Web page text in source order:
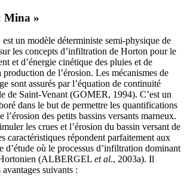
Mina »
un modèle déterministe semi-physique de
les concepts d’infiltration de Horton pour le
et d’énergie cinétique des pluies et de
production de l’érosion. Les mécanismes de
sont assurés par l’équation de continuité
de Saint-Venant (GOMER, 1994). C’est un
dans le but de permettre les quantifications
l’érosion des petits bassins versants marneux.
les crues et l’érosion du bassin versant de
caractéristiques répondent parfaitement aux
d’étude où le processus d’infiltration dominant
(ALBERGEL et al., 2003a). Il
suivants :